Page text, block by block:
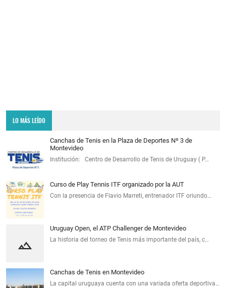
LO MÁS LEÍDO
Canchas de Tenis en la Plaza de Deportes Nº 3 de
Montevideo
Institución: Centro de Desarrollo de Tenis de Uruguay ( P…
Curso de Play Tennis ITF organizado por la AUT
Con la presencia de Flavio Marreti, entrenador ITF oriundo…
Uruguay Open, el ATP Challenger de Montevideo
La historia del torneo de Tenis más importante del país, c…
Canchas de Tenis en Montevideo
La capital uruguaya cuenta con una variada oferta deportiva…